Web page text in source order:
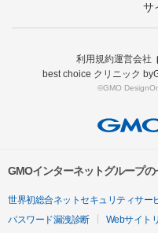
サ
利用規約運営会社
best choice クリニック
©GMO
GMOインターネットグループ
世界初総合ネットセキュリティサー
パスワード漏洩診断
Webサイト